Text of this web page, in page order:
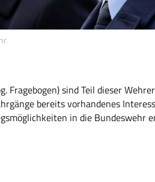
sind Teil dieser
bereits vorhandenes
in die Bundeswehr